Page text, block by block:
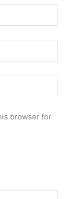
browser for